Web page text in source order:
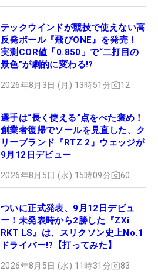
テックウインドが競技で使えない高
反発ボール『飛びONE』を発売！
実測COR値「0.850」で“二打目の
景色”が劇的に変わる!?
2026年8月3日 (月) 13時51分 12
選手は“長く使える”点をべた褒め！
創業者復帰でソールを見直した、ク
リーブランド『RTZ 2』ウェッジが
9月12日デビュー
2026年8月5日 (水) 15時09分 60
ついに正式発表、9月12日デビュ
ー！未発表時から2勝した『ZXi
RKT LS』は、スリクソン史上No.1
ドライバー!?【打ってみた】
2026年8月5日 (水) 11時31分 83